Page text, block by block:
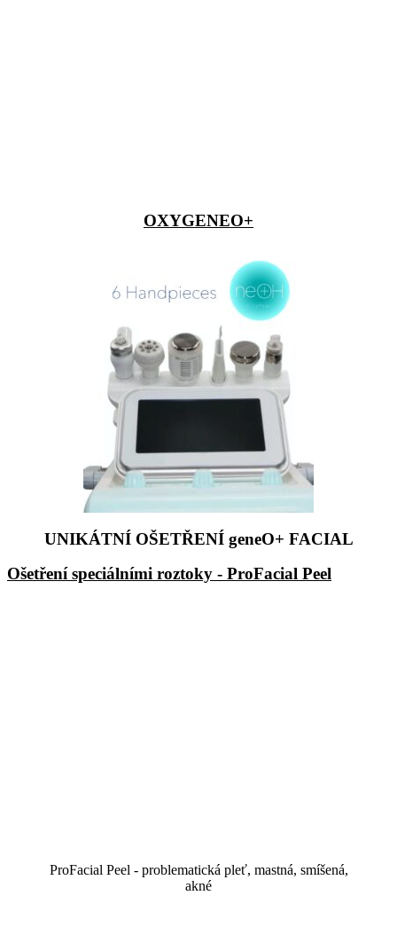
OXYGENEO+
UNIKÁTNÍ OŠETŘENÍ geneO+ FACIAL
Ošetření speciálními roztoky - ProFacial Peel
ProFacial Peel - problematická pleť, mastná, smíšená,
akné